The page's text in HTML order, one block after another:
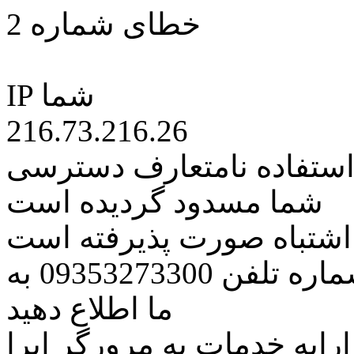
خطای شماره 2
IP شما
216.73.216.26
نامتعارف دسترسی
شما مسدود گردیده است
اشتباه صورت پذیرفته است
مراتب این مسئله را از طریق شماره تلفن 09353273300 به
ما اطلاع دهید
خدمات به مرورگر اپرا